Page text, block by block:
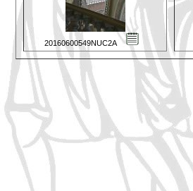
20160600549NUC2A